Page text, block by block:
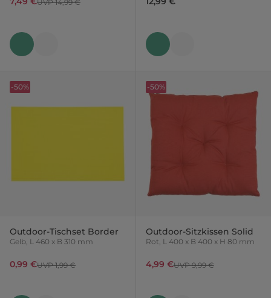
UVP 14,99 €
Outdoor-Tischset Border
Gelb, L 460 x B 310 mm
0,99 €UVP 1,99 €
-50%
Outdoor-Sitzkissen Solid
Rot, L 400 x B 400 x H 80 mm
4,99 €UVP 9,99 €
-50%